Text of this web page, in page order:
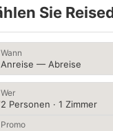
Sie
Wann
Anreise — Abreise
Wer
2 Personen · 1 Zimmer
Promo